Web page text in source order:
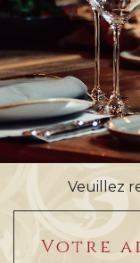
Veuillez
Votre